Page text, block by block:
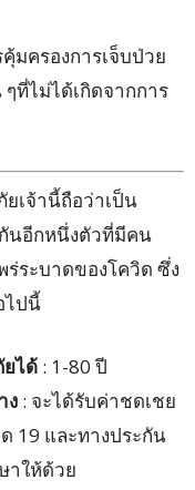
มครองการเจ็บป่วย
ที่ไม่ได้เกิดจากการ
เจ้านี้ถือว่าเป็น
นอีกหนึ่งตัวที่มีคน
ระบาดของโควิด ซึ่ง
ไปนี้
ได้ : 1-80 ปี
ง : จะได้รับค่าชดเชย
19 และทางประกัน
าให้ด้วย